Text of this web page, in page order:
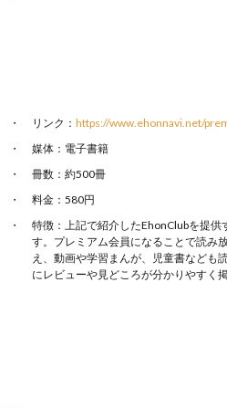
リンク： https://www.ehonnavi.net/
媒体：電子書籍
冊数：約500冊
料金：580円
特徴：上記で紹介したEhonClubを提
す。プレミアム会員になることで読み
え、動画や学習まんが、児童書なども
にレビューや見どころが分かりやすく